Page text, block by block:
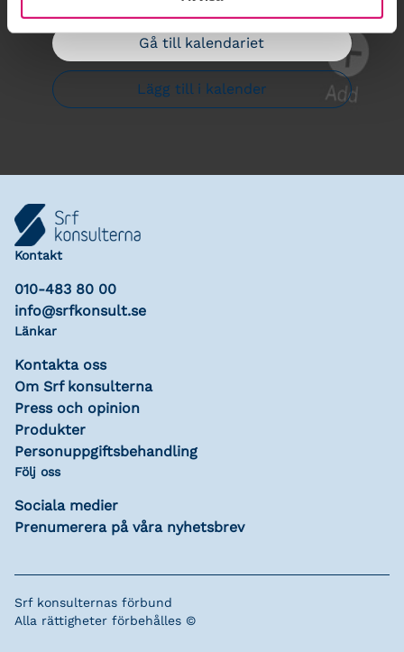
Gå till kalendariet
Lägg till i kalender
Kontakt
010-483 80 00
info@srfkonsult.se
Länkar
Kontakta oss
Om Srf konsulterna
Press och opinion
Produkter
Personuppgiftsbehandling
Följ oss
Sociala medier
Prenumerera på våra nyhetsbrev
Srf konsulternas förbund
Alla rättigheter förbehålles ©